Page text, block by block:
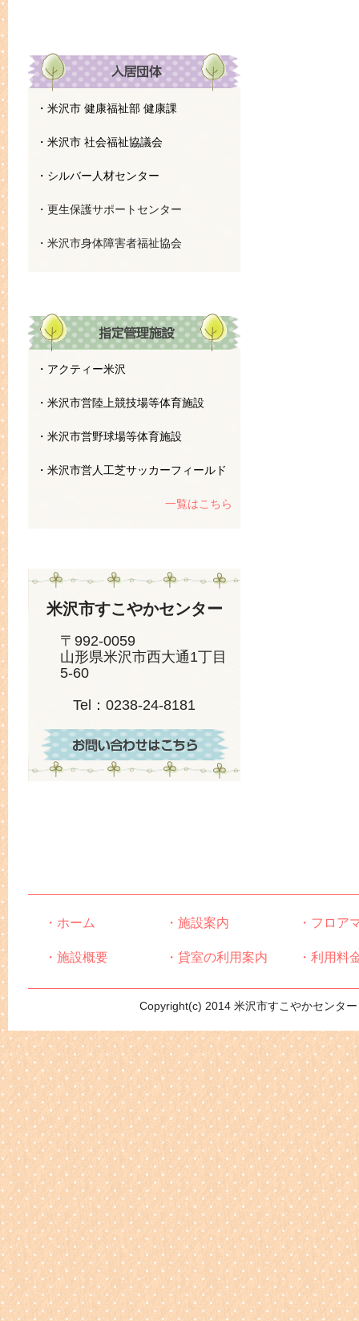
・米沢市 健康福祉部 健康課
・米沢市 社会福祉協議会
・シルバー人材センター
・更生保護サポートセンター
・米沢市身体障害者福祉協会
・アクティー米沢
・米沢市営陸上競技場等体育施設
・米沢市営野球場等体育施設
・米沢市営人工芝サッカーフィールド
一覧はこちら
米沢市すこやかセンター
〒992-0059
山形県米沢市西大通1丁目
5-60
Tel：0238-24-8181
・ホーム
・施設概要
・施設案内
・貸室の利用案内
・フロア
・利用料
Copyright(c) 2014 米沢市すこやかセンタ